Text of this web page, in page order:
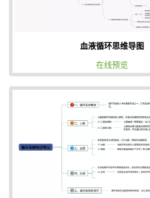
血液循环思维导图
在线预览